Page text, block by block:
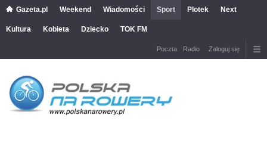
Gazeta.pl Weekend Wiadomości Sport Plotek Next
Kultura Kobieta Dziecko TOK FM
Poczta Radio Zaloguj się